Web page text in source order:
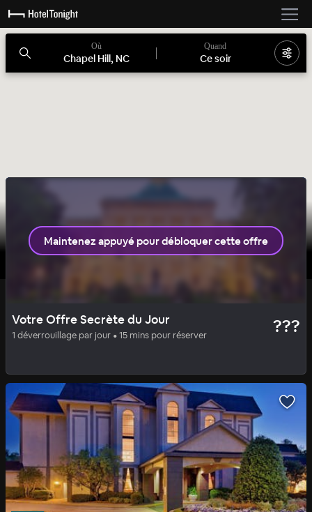
Où
Chapel Hill, NC
Quand
Ce soir
Millennium Hotel Durham
Maintenez appuyé pour débloquer cette offre
Votre Offre Secrète du Jour
1 déverrouillage par jour • 15 mins pour réserver ???